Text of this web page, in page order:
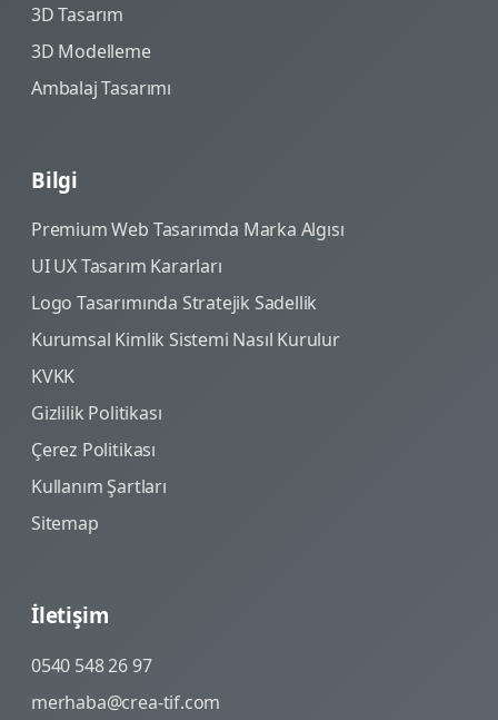
3D Tasarım
3D Modelleme
Ambalaj Tasarımı
Bilgi
Premium Web Tasarımda Marka Algısı
UI UX Tasarım Kararları
Logo Tasarımında Stratejik Sadellik
Kurumsal Kimlik Sistemi Nasıl Kurulur
KVKK
Gizlilik Politikası
Çerez Politikası
Kullanım Şartları
Sitemap
İletişim
0540 548 26 97
merhaba@crea-tif.com